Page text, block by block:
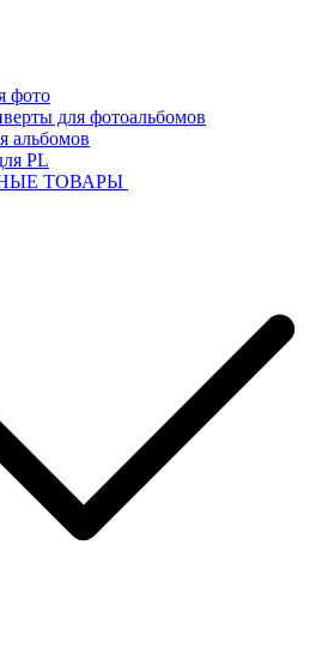
фото
для фотоальбомов
альбомов
PL
ТОВАРЫ